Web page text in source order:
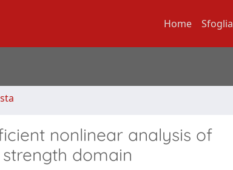
Home Sfoglia
nonlinear analysis of
domain